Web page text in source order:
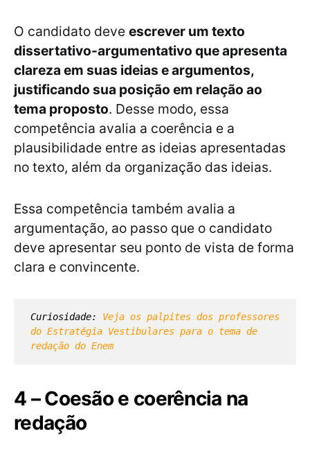
O candidato deve escrever um texto
dissertativo-argumentativo que apresenta
clareza em suas ideias e argumentos,
justificando sua posição em relação ao
tema proposto. Desse modo, essa
competência avalia a coerência e a
plausibilidade entre as ideias apresentadas
no texto, além da organização das ideias.
Essa competência também avalia a
argumentação, ao passo que o candidato
deve apresentar seu ponto de vista de forma
clara e convincente.
Curiosidade: Veja os palpites dos professores
do Estratégia Vestibulares para o tema de
redação do Enem
4 – Coesão e coerência na
redação